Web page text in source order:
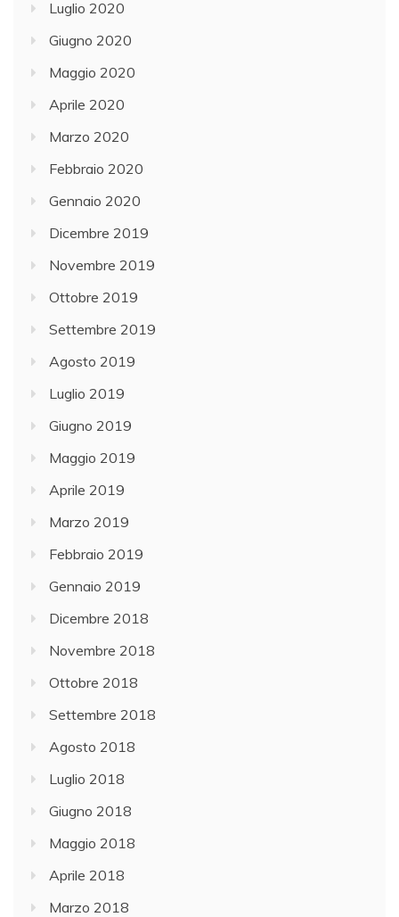
Luglio 2020
Giugno 2020
Maggio 2020
Aprile 2020
Marzo 2020
Febbraio 2020
Gennaio 2020
Dicembre 2019
Novembre 2019
Ottobre 2019
Settembre 2019
Agosto 2019
Luglio 2019
Giugno 2019
Maggio 2019
Aprile 2019
Marzo 2019
Febbraio 2019
Gennaio 2019
Dicembre 2018
Novembre 2018
Ottobre 2018
Settembre 2018
Agosto 2018
Luglio 2018
Giugno 2018
Maggio 2018
Aprile 2018
Marzo 2018